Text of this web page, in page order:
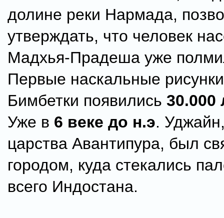
долине реки Нармада,
утверждать, что человек
Мадхья-Прадеша уже
Первые наскальные
Бимбетки появились 30.000
Уже в 6 веке до н.э.
царства Авантипура, был
городом, куда стекались
всего Индостана.